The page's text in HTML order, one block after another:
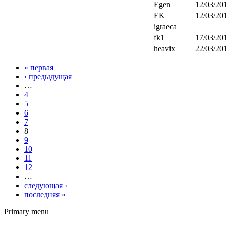
Egen
12/03/
EK
12/03/
igraeca
fk1
17/03/
heavix
22/03/
« первая
‹ предыдущая
…
4
5
6
7
8
9
10
11
12
…
следующая ›
последняя »
Primary menu